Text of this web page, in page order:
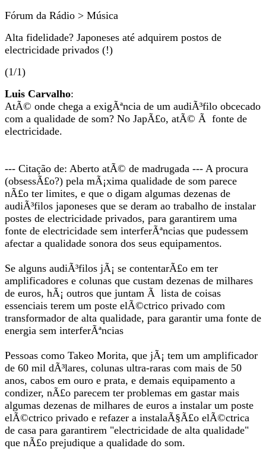
Fórum da Rádio > Música
Alta fidelidade? Japoneses até adquirem postos de
electricidade privados (!)
(1/1)
Luis Carvalho:
AtÃ© onde chega a exigÃªncia de um audiÃ³filo obcecado
com a qualidade de som? No JapÃ£o, atÃ© Ã fonte de
electricidade.
--- Citação de: Aberto atÃ© de madrugada --- A procura
(obsessÃ£o?) pela mÃ¡xima qualidade de som parece
nÃ£o ter limites, e que o digam algumas dezenas de
audiÃ³filos japoneses que se deram ao trabalho de instalar
postes de electricidade privados, para garantirem uma
fonte de electricidade sem interferÃªncias que pudessem
afectar a qualidade sonora dos seus equipamentos.
Se alguns audiÃ³filos jÃ¡ se contentarÃ£o em ter
amplificadores e colunas que custam dezenas de milhares
de euros, hÃ¡ outros que juntam Ã lista de coisas
essenciais terem um poste elÃ©ctrico privado com
transformador de alta qualidade, para garantir uma fonte de
energia sem interferÃªncias
Pessoas como Takeo Morita, que jÃ¡ tem um amplificador
de 60 mil dÃ³lares, colunas ultra-raras com mais de 50
anos, cabos em ouro e prata, e demais equipamento a
condizer, nÃ£o parecem ter problemas em gastar mais
algumas dezenas de milhares de euros a instalar um poste
elÃ©ctrico privado e refazer a instalaÃ§Ã£o elÃ©ctrica
de casa para garantirem "electricidade de alta qualidade"
que nÃ£o prejudique a qualidade do som.